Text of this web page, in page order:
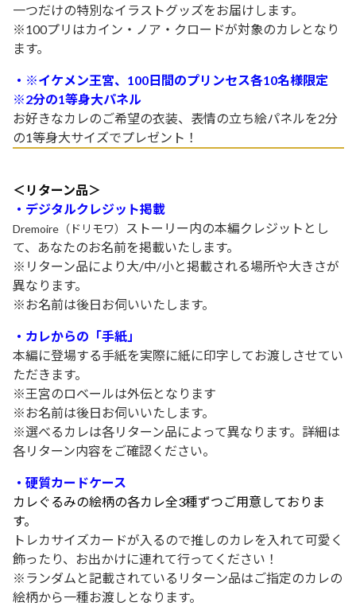
一つだけの特別なイラストグッズをお届けします。
※100プリはカイン・ノア・クロードが対象のカレとなり
ます。
・ ※イケメン王宮、100日間のプリンセス各10名様限定
※2分の1等身大パネル
お好きなカレのご希望の衣装、表情の立ち絵パネルを2分
の1等身大サイズでプレゼント！
＜リターン品＞
・デジタルクレジット掲載
Dremoire（ドリモワ）
ストーリー内の本編クレジットとし
て、あなたのお名前を掲載いたします。
※リターン品により大/中/小と掲載される場所や大きさが
異なります。
※お名前は後日お伺いいたします。
・ カレからの「手紙」
本編に登場する手紙を実際に紙に印字してお渡しさせてい
ただきます。
※王宮のロベールは外伝となります
※お名前は後日お伺いいたします。
※選べるカレは各リターン品によって異なります。詳細は
各リターン内容をご確認ください。
・硬質カードケース
カレぐるみの絵柄の各カレ全3種ずつご用意しておりま
す。
トレカサイズカードが入るので推しのカレを入れて可愛く
飾ったり、お出かけに連れて行ってください！
※ランダムと記載されているリターン品はご指定のカレの
絵柄から一種お渡しとなります。